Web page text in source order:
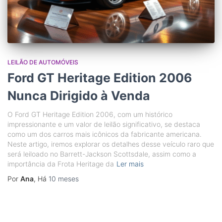
LEILÃO DE AUTOMÓVEIS
Ford GT Heritage Edition 2006
Nunca Dirigido à Venda
O Ford GT Heritage Edition 2006, com um histórico
impressionante e um valor de leilão significativo, se destaca
como um dos carros mais icônicos da fabricante americana.
Neste artigo, iremos explorar os detalhes desse veículo raro que
será leiloado no Barrett-Jackson Scottsdale, assim como a
importância da Frota Heritage da Ler mais
Por Ana, Há 10 meses